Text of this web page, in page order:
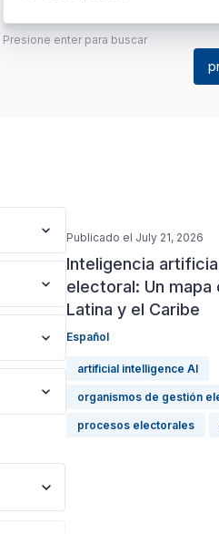
Presione enter para buscar
Publicado el July 21, 2026
Inteligencia
electoral: Un mapa
Latina y el Caribe
Español
artificial intelligence AI
organismos de gestión
procesos electorales